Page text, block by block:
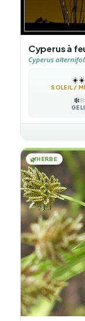
Cyperus à
Cyperus
☀️☀️
SOLEIL /
❄️❄️
🌿HERBE